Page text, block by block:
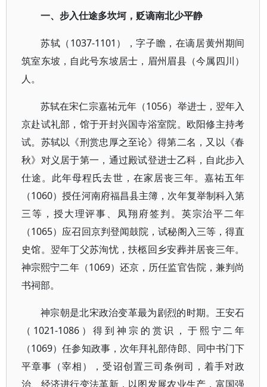
一、步入仕途多坎坷，贬谪南北少平静
苏轼（1037-1101），字子瞻，在谪居黄州期间
筑室东坡，自此号东坡居士，眉州眉县（今属四川）
人。
苏轼在宋仁宗嘉祐元年（1056）举进士，翌年入
京赴试礼部，馆于开封兴国寺浴室院。欧阳修主持考
试。苏轼以《刑赏忠厚之至论》得第二名，又以《春
秋》对义居于第一，通过殿试登进士乙科，自此步入
仕途。此年母程氏去世，在家居丧三年。嘉祐五年
（1060）授任河南府福昌县主簿，次年复举制科入第
三等，授大理评事、凤翔府签判。英宗治平二年
（1065）应召回京判登闻鼓院，试秘阁入三等，得直
史馆。翌年丁父苏洵忧，扶柩回乡安葬并居丧三年。
神宗熙宁二年（1069）还京，历任监官告院，兼判尚
书祠部。
神宗朝是北宋政治变革最为剧烈的时期。王安石
（1021-1086）得到神宗的赏识，于熙宁二年
（1069）任参知政事，次年拜礼部侍郎、同中书门下
平章事（宰相），受诏创置三司条例司，着手对政
治、经济进行变法革新，以图发展农业生产，富国强